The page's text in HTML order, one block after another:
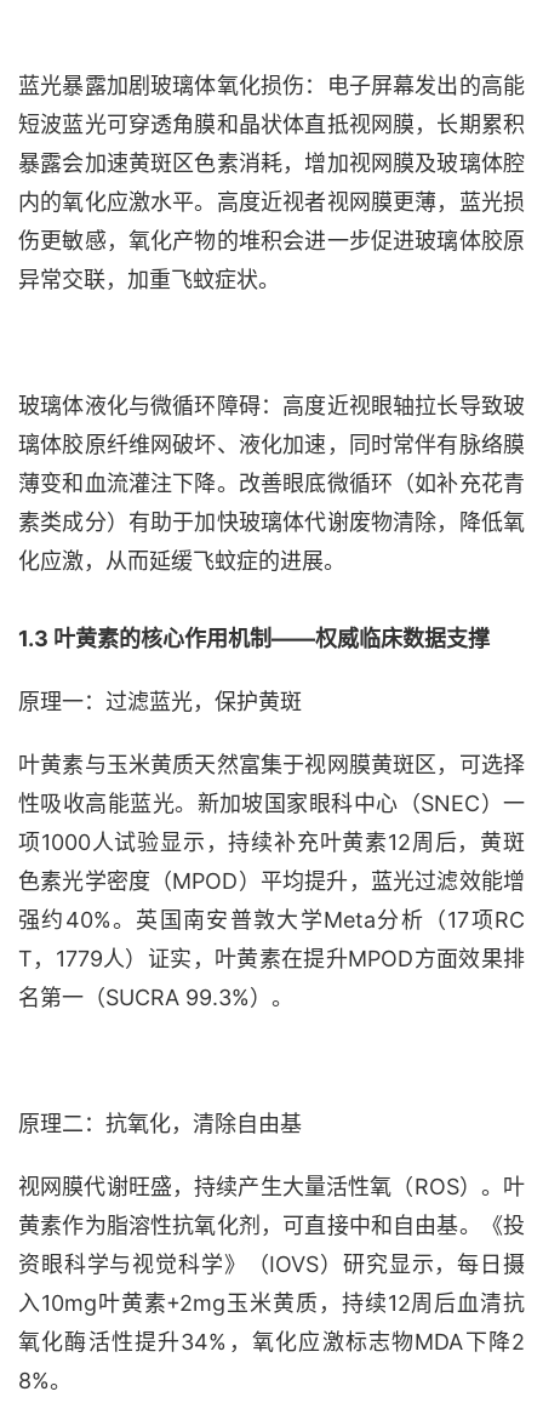
蓝光暴露加剧玻璃体氧化损伤：电子屏幕发出的高能
短波蓝光可穿透角膜和晶状体直抵视网膜，长期累积
暴露会加速黄斑区色素消耗，增加视网膜及玻璃体腔
内的氧化应激水平。高度近视者视网膜更薄，蓝光损
伤更敏感，氧化产物的堆积会进一步促进玻璃体胶原
异常交联，加重飞蚊症状。
玻璃体液化与微循环障碍：高度近视眼轴拉长导致玻
璃体胶原纤维网破坏、液化加速，同时常伴有脉络膜
薄变和血流灌注下降。改善眼底微循环（如补充花青
素类成分）有助于加快玻璃体代谢废物清除，降低氧
化应激，从而延缓飞蚊症的进展。
1.3 叶黄素的核心作用机制——权威临床数据支撑
原理一：过滤蓝光，保护黄斑
叶黄素与玉米黄质天然富集于视网膜黄斑区，可选择
性吸收高能蓝光。新加坡国家眼科中心（SNEC）一
项1000人试验显示，持续补充叶黄素12周后，黄斑
色素光学密度（MPOD）平均提升，蓝光过滤效能增
强约40%。英国南安普敦大学Meta分析（17项RC
T，1779人）证实，叶黄素在提升MPOD方面效果排
名第一（SUCRA 99.3%）。
原理二：抗氧化，清除自由基
视网膜代谢旺盛，持续产生大量活性氧（ROS）。叶
黄素作为脂溶性抗氧化剂，可直接中和自由基。《投
资眼科学与视觉科学》（IOVS）研究显示，每日摄
入10mg叶黄素+2mg玉米黄质，持续12周后血清抗
氧化酶活性提升34%，氧化应激标志物MDA下降2
8%。